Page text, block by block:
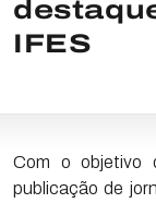
IFES
Com o objetivo
publicação de